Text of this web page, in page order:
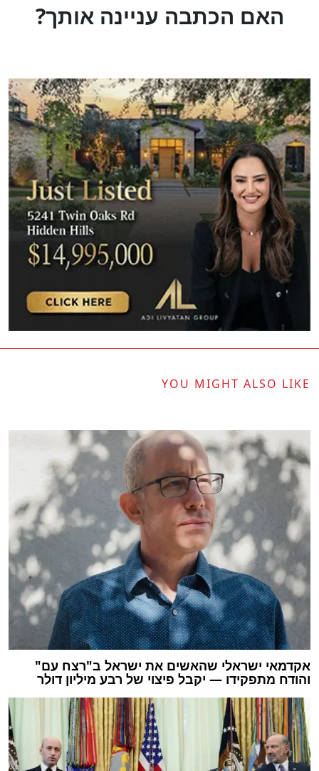
?האם הכתבה עניינה אותך
YOU MIGHT ALSO LIKE
אקדמאי ישראלי שהאשים את ישראל ב"רצח עם"
והודח מתפקידו — יקבל פיצוי של רבע מיליון דולר